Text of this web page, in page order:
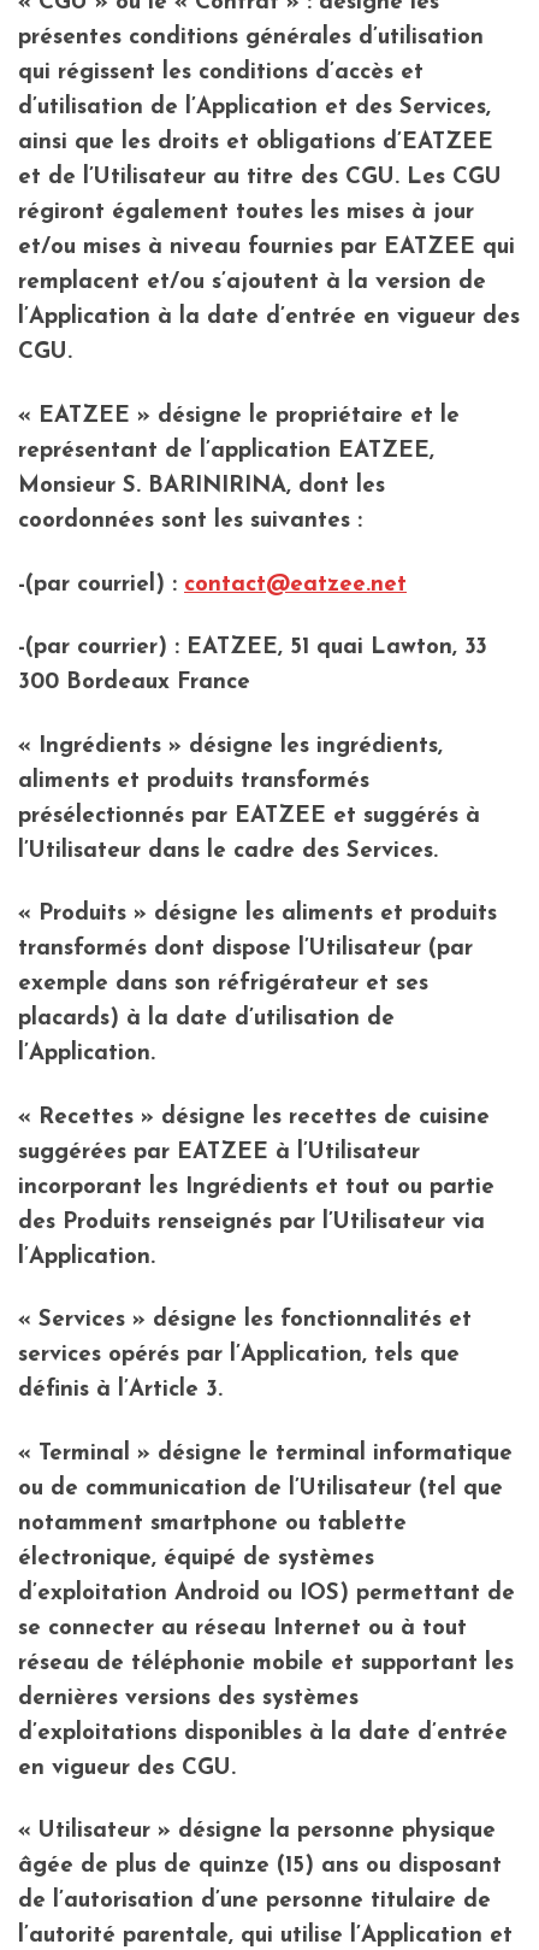
présentes conditions générales d’utilisation
qui régissent les conditions d’accès et
d’utilisation de l’Application et des Services,
ainsi que les droits et obligations d’EATZEE
et de l’Utilisateur au titre des CGU. Les CGU
régiront également toutes les mises à jour
et/ou mises à niveau fournies par EATZEE qui
remplacent et/ou s’ajoutent à la version de
l’Application à la date d’entrée en vigueur des
CGU.
« EATZEE » désigne le propriétaire et le
représentant de l’application EATZEE,
Monsieur S. BARINIRINA, dont les
coordonnées sont les suivantes :
-(par courriel) : contact@eatzee.net
-(par courrier) : EATZEE, 51 quai Lawton, 33
300 Bordeaux France
« Ingrédients » désigne les ingrédients,
aliments et produits transformés
présélectionnés par EATZEE et suggérés à
l’Utilisateur dans le cadre des Services.
« Produits » désigne les aliments et produits
transformés dont dispose l’Utilisateur (par
exemple dans son réfrigérateur et ses
placards) à la date d’utilisation de
l’Application.
« Recettes » désigne les recettes de cuisine
suggérées par EATZEE à l’Utilisateur
incorporant les Ingrédients et tout ou partie
des Produits renseignés par l’Utilisateur via
l’Application.
« Services » désigne les fonctionnalités et
services opérés par l’Application, tels que
définis à l’Article 3.
« Terminal » désigne le terminal informatique
ou de communication de l’Utilisateur (tel que
notamment smartphone ou tablette
électronique, équipé de systèmes
d’exploitation Android ou IOS) permettant de
se connecter au réseau Internet ou à tout
réseau de téléphonie mobile et supportant les
dernières versions des systèmes
d’exploitations disponibles à la date d’entrée
en vigueur des CGU.
« Utilisateur » désigne la personne physique
âgée de plus de quinze (15) ans ou disposant
de l’autorisation d’une personne titulaire de
l’autorité parentale, qui utilise l’Application et